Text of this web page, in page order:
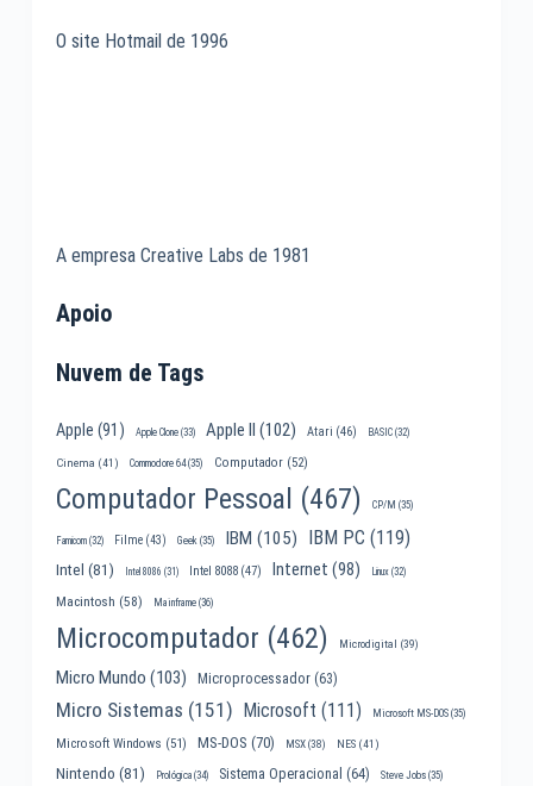
O site Hotmail de 1996
A empresa Creative Labs de 1981
Apoio
Nuvem de Tags
Apple (91) Apple Clone(33) Apple II (102) Atari (46) BASIC(32)
Cinema (41) Commodore 64(35) Computador(52)
Computador Pessoal (467) CP/M (35)
Famicom(32) Filme(43) Geek(35) IBM (105) IBM PC (119)
Intel (81) Intel 8086 (31) Intel 8088(47) Internet (98) Linux(32)
Macintosh (58) Mainframe(36)
Microcomputador (462) Microdigital (39)
Micro Mundo (103) Microprocessador(63)
Micro Sistemas (151) Microsoft (111) Microsoft MS-DOS(35)
Microsoft Windows (51) MS-DOS (70) MSX(38) NES(41)
Nintendo (81) Prológica(34) Sistema Operacional (64) Steve Jobs(35)